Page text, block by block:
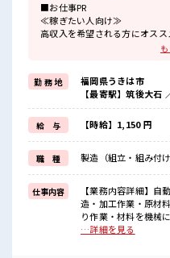
■お仕事PR
≪稼ぎたい人向け≫
高収入を希望される方にオスス
残業は月20時間以上あります♪
明るすぎたり奇抜でなければ基
(規定有)≪ラクラク制服アリ≫
制服があるので、
毎日の服装の悩み解消♪
≪未経験の方も大カンゲイ≫
新しいことにチャレンジするの
しっかり働く環境が整っていま
イチからスキルUP・ステップ
≪自分に合った期間で働ける≫
福利厚生が整った派遣のお仕
■職場の雰囲気
少人数ですぐに馴染むことがで
勤 務 地
福岡県うきは市
【最寄駅】筑後大石
給 与 【時給】1,150 円
職 種 製造（組立・組み付け
仕事内容
【業務内容詳細】自
造・加工作業・原材
り作業・材料を機械
【取扱製品情報】自動車シート ■お仕事
…詳細を見る